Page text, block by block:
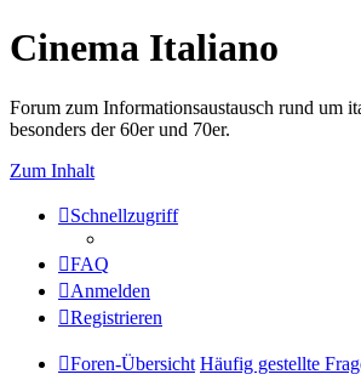
Cinema Italiano
Forum zum Informationsaustausch rund um
besonders der 60er und 70er.
Zum Inhalt
Schnellzugriff
FAQ
Anmelden
Registrieren
Foren-Übersicht Häufig gestellte